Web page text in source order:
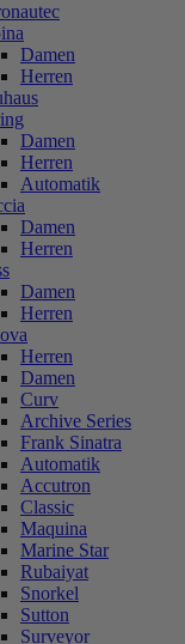
Damen
Herren
Damen
Herren
Automatik
Damen
Herren
Damen
Herren
Herren
Damen
Curv
Archive Series
Frank Sinatra
Automatik
Accutron
Classic
Maquina
Marine Star
Rubaiyat
Snorkel
Sutton
Surveyor